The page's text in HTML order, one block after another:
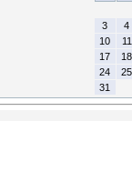
3
4
10
11
17
18
24
25
31